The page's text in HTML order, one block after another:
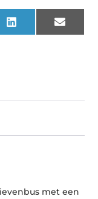
LinkedIn Email
met een